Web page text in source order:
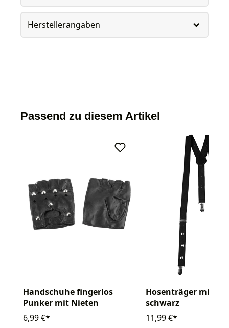
Herstellerangaben
Passend zu diesem Artikel
Handschuhe fingerlos
Punker mit Nieten
6,99 €*
Hosenträger mit
schwarz
11,99 €*